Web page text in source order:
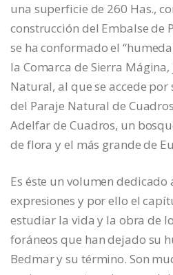
una superficie de 260 Has.,
construcción del Embalse de
se ha conformado el
la Comarca de Sierra
Natural, al que se accede por
del Paraje Natural de
Adelfar de Cuadros, un
de flora y el más grande de
Es éste un volumen dedicado
expresiones y por ello el
estudiar la vida y la obra de
foráneos que han dejado su
Bedmar y su término. Son